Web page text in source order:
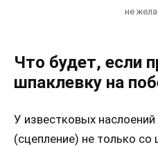
не
Что будет, если
шпаклевку на
У известковых наслоений
(сцепление) не только